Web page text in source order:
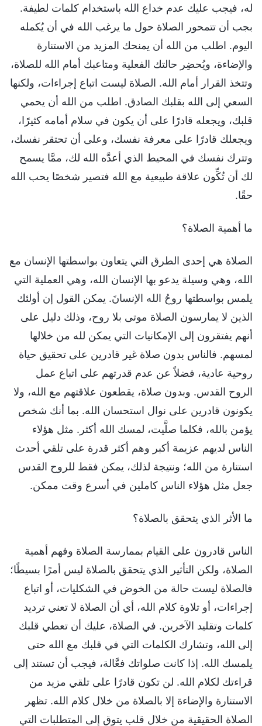
له، فيجب عليك عدم خداع الله باستخدام كلمات لطيفة.
بجب أن تتمحور الصلاة حول ما يرغب الله في أن يُكمله
اليوم. اطلب من الله أن يمنحك المزيد من الاستنارة
والإضاءة، ويُحضِر حالتك الفعلية ومتاعبك أمام الله للصلاة،
وتتخذ القرار أمام الله. الصلاة ليست اتباع إجراءات، ولكنها
السعي إلى الله بقلبك الصادق. اطلب من الله أن يحمي
قلبك، ويجعله قادرًا على أن يكون في سلام أمامه كثيرًا،
ويجعلك قادرًا على معرفة نفسك، وعلى أن تحتقر نفسك،
وتترك نفسك في المحيط الذي أعدَّه الله لك، ممَّا يسمح
لك أن تُكِّون علاقة طبيعية مع الله فتصير شخصًا يحب الله
حقًا.
ما أهمية الصلاة؟
الصلاة هي إحدى الطرق التي يتعاون بواسطتها الإنسان مع
الله، وهي وسيلة يدعو بها الإنسان الله، وهي العملية التي
يلمس بواسطتها روحُ الله الإنسانَ. يمكن القول إن أولئك
الذين لا يمارسون الصلاة موتى بلا روح، وذلك دليل على
أنهم يفتقرون إلى الإمكانيات التي يمكن لله من خلالها
لمسهم. فالناس بدون صلاة غير قادرين على تحقيق حياة
روحية عادية، فضلاً عن عدم قدرتهم على اتباع عمل
الروح القدس. وبدون صلاة، يقطعون علاقتهم مع الله، ولا
يكونون قادرين على نوال استحسان الله. بما أنك شخص
يؤمن بالله، فكلما صلَّيت، لمسك الله أكثر. مثل هؤلاء
الناس لديهم عزيمة أكبر وهم أكثر قدرة على تلقي أحدث
استنارة من الله؛ ونتيجة لذلك، يمكن فقط للروح القدس
جعل مثل هؤلاء الناس كاملين في أسرع وقت ممكن.
ما الأثر الذي يتحقق بالصلاة؟
الناس قادرون على القيام بممارسة الصلاة وفهم أهمية
الصلاة، ولكن التأثير الذي يتحقق بالصلاة ليس أمرًا بسيطًا؛
فالصلاة ليست حالة من الخوض في الشكليات، أو اتباع
إجراءات، أو تلاوة كلام الله، أي أن الصلاة لا تعني ترديد
كلمات وتقليد الآخرين. في الصلاة، عليك أن تعطي قلبك
إلى الله، وتشارك الكلمات التي في قلبك مع الله حتى
يلمسك الله. إذا كانت صلواتك فعَّالة، فيجب أن تستند إلى
قراءتك لكلام الله. لن تكون قادرًا على تلقي مزيد من
الاستنارة والإضاءة إلا بالصلاة من خلال كلام الله. تظهر
الصلاة الحقيقية من خلال قلب يتوق إلى المتطلبات التي